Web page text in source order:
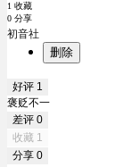
1 收藏
0 分享
初音社
删除
好评 1
褒贬不一
差评 0
收藏 1
分享 0